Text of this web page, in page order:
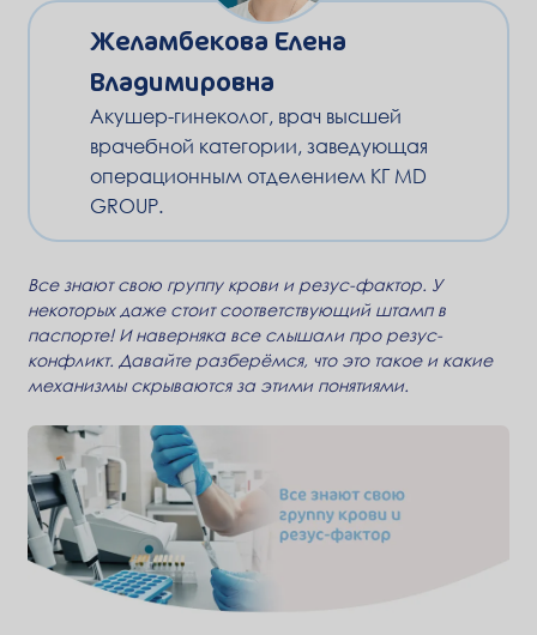
Желамбекова Елена
Владимировна
Акушер-гинеколог, врач высшей
врачебной категории, заведующая
операционным отделением КГ MD
GROUP.
Все знают свою группу крови и резус-фактор. У
некоторых даже стоит соответствующий штамп в
паспорте! И наверняка все слышали про резус-
конфликт. Давайте разберёмся, что это такое и какие
механизмы скрываются за этими понятиями.